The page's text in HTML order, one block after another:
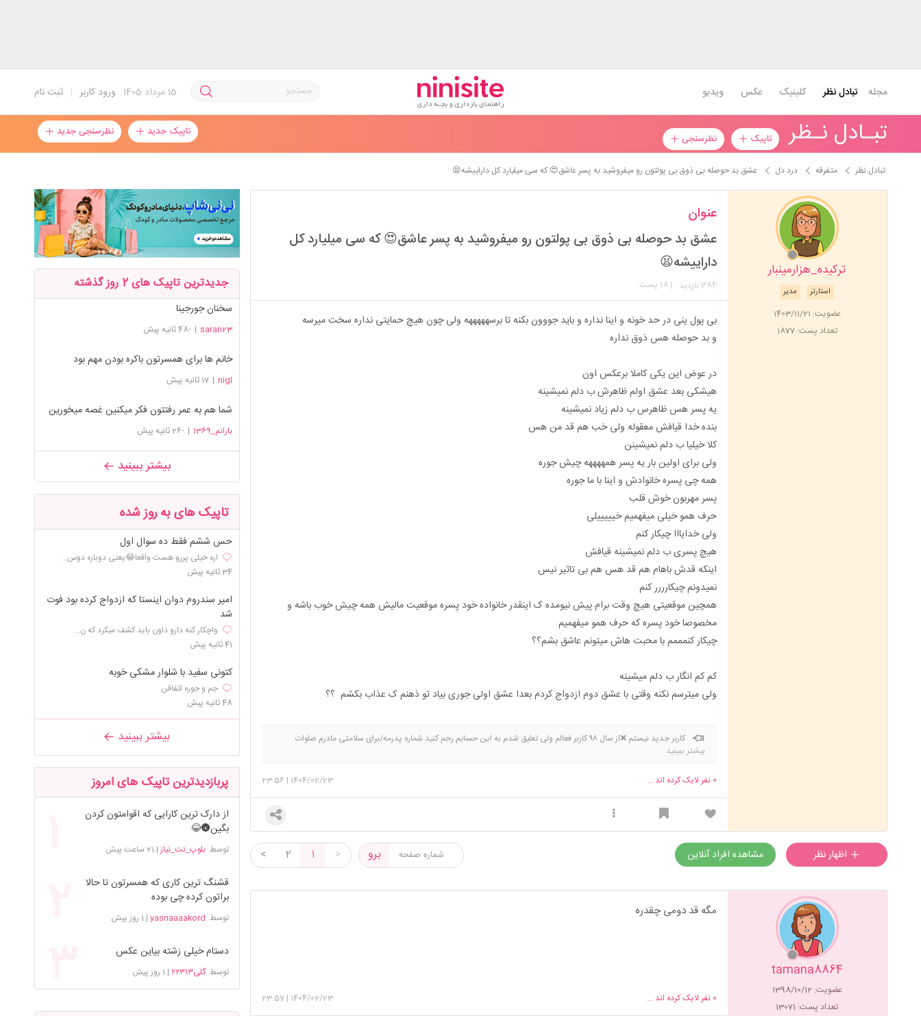
ثبت نام | ورود کاربر 15مرداد 1405 مجله تبادل نظر کلینیک عکس ویدیو
تبـادل نـظر تاپیک نظرسنجی تاپیک جدید نظرسنجی جدید
تبادل نظر متفرقه درد دل عشق بد حوصله بی ذوق بی پولتون رو میفروشید به پسر عاشق😍 که سی میلیارد کل داراییشه😫
ترکیده_هزارمینبار
مدیر استارتر
عضویت: 1403/11/21
تعداد پست: 1877
عنوان
عشق بد حوصله بی ذوق بی پولتون رو میفروشید به پسر عاشق😍 که سی میلیارد کل
داراییشه😫
384 بازدید | 18 پست
بی پول ینی در حد خونه و اینا نداره و باید جووون بکنه تا برسهههههه ولی چون هیچ حمایتی نداره سخت میرسه
و بد حوصله هس ذوق نداره
در عوض این یکی کاملا برعکس اون
هیشکی بعد عشق اولم ظاهرش ب دلم نمیشینه
یه پسر هس ظاهرس ب دلم زیاد نمیشینه
بنده خدا قیافش معقوله ولی خب هم قد من هس
کلا خیلیا ب دلم نمیشینن
ولی برای اولین بار یه پسر همههههه چیش جوره
همه چی پسره خانوادش و اینا با ما جوره
پسر مهربون خوش قلب
حرف همو خیلی میفهمیم خیییییلی
ولی خدایااا چیکار کنم
هیچ پسری ب دلم نمیشینه قیافش
اینکه قدش باهام هم قد هس هم بی تاثیر نیس
نمیدونم چیکارررر کنم
همچین موقعیتی هیچ وقت برام پیش نیومده ‌ک اینقدر خانواده خود پسره موقعیت مالیش همه چیش خوب باشه و
مخصوصا خود پسره که حرف همو میفهمیم
چیکار کنمممم با محبت هاش میتونم عاشق بشم؟؟
کم کم انگار ب دلم میشینه
ولی میترسم نکنه وقتی با عشق دوم ازدواج کردم بعدا عشق اولی جوری بیاد تو ذهنم ک عذاب بکشم ؟؟
کاربر جدید نیستم ❌️از سال ۹۸ کاربر فعالم ولی تعلیق شدم به این حسابم رحم کنید شماره پدرمه/برای سلامتی مادرم صلوات
بفرستید❤️/شهید ابراهیم هادی و احمد پلارک عشقای منن تورجی زاده نوید صفری یه صلوات براشون بفرستید/ برای ازدواج من لطفا دعا
بیشتر ببینید
1404/02/23
|
23:56 0 نفر لایک کرده اند ...
>
1
2
< برو مشاهده افراد آنلاین
tamana8864
عضویت: 1398/10/12
تعداد پست: 13071
مگه قد دومی چقدره
1404/02/23
|
23:57 0 نفر لایک کرده اند ...
جدیدترین تاپیک های 2 روز گذشته
سخنان جورجینا
saran23
| -48 ثانیه پیش
خانم ها برای همسرتون باکره بودن مهم بود
nigl
| 17 ثانیه پیش
شما هم به عمر رفتتون فکر میکنین غصه میخورین
بارانم_1369 | -26 ثانیه پیش
بیشتر ببینید
تاپیک های به روز شده
حس ششم فقط ده سوال اول
اره خیلی پررو هست واقعا😂یعنی دوباره دوس...
34 ثانیه پیش
امیر سندروم دوان اینستا که ازدواج کرده بود فوت
شد
واچکار کنه دارو داون باید کشف میکرد که ن...
41 ثانیه پیش
کتونی سفید با شلوار مشکی خوبه
جم و جوره اتفاقن
48 ثانیه پیش
بیشتر ببینید
پربازدیدترین تاپیک های امروز
از دارک ترین کارایی که اقوامتون کردن
بگین🌚😂
توسطبلوپ_نت_نیاز| 21 ساعت پیش
قشنگ ترین کاری که همسرتون تا حالا
براتون کرده چی بوده
توسط yasnaaaakord
| 1 روز پیش
دستام خیلی زشته بیاین عکس
توسطگلی۲۲۳۱۳ | 1 روز پیش